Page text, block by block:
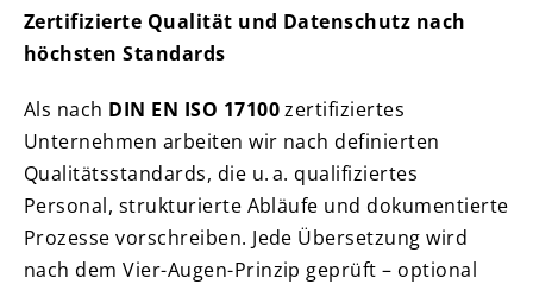
Zertifizierte Qualität und Datenschutz nach
höchsten Standards
Als nach DIN EN ISO 17100zertifiziertes
Unternehmen arbeiten wir nach definierten
Qualitätsstandards, die u. a. qualifiziertes
Personal, strukturierte Abläufe und dokumentierte
Prozesse vorschreiben. Jede Übersetzung wird
nach dem Vier-Augen-Prinzip geprüft – optional